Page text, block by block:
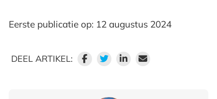
Eerste publicatie op: 12 augustus 2024
DEEL ARTIKEL: